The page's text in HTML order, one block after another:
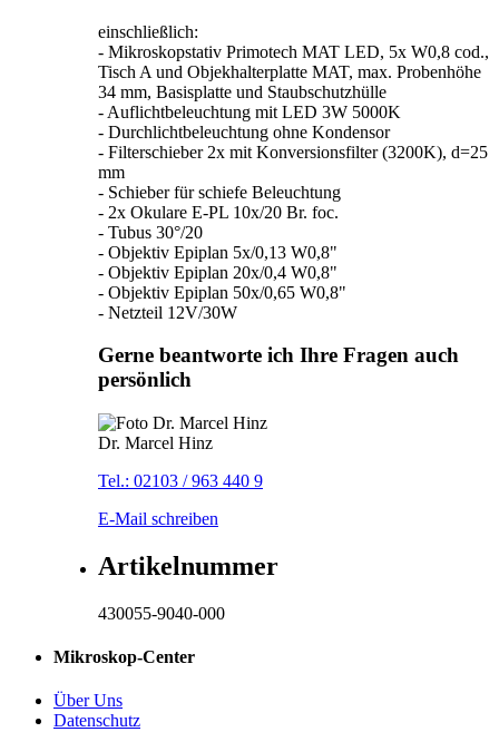
einschließlich:
- Mikroskopstativ Primotech MAT LED, 5x W0,8 cod.,
Tisch A und Objekhalterplatte MAT, max. Probenhöhe
34 mm, Basisplatte und Staubschutzhülle
- Auflichtbeleuchtung mit LED 3W 5000K
- Durchlichtbeleuchtung ohne Kondensor
- Filterschieber 2x mit Konversionsfilter (3200K), d=25
mm
- Schieber für schiefe Beleuchtung
- 2x Okulare E-PL 10x/20 Br. foc.
- Tubus 30°/20
- Objektiv Epiplan 5x/0,13 W0,8"
- Objektiv Epiplan 20x/0,4 W0,8"
- Objektiv Epiplan 50x/0,65 W0,8"
- Netzteil 12V/30W
Gerne beantworte ich Ihre Fragen auch
persönlich
Dr. Marcel Hinz
Tel.: 02103 / 963 440 9
E-Mail schreiben
Artikelnummer
430055-9040-000
Mikroskop-Center
Über Uns
Datenschutz